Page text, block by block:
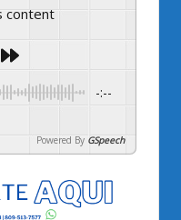
content
-:--
Powered By GSpeech